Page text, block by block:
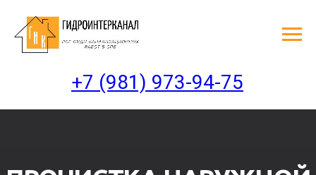
+7 (981) 973-94-75